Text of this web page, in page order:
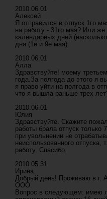
2010.06.01
Алексей
Я отправился в отпуск 1го
на работу - 31го мая? Или
календарных дней
дня (1е и 9е мая).
2010.06.01
Алла
Здравствуйте! моему
года.За полгода до этого я
я право уйти на полгода в
что я вышла раньше трех
2010.06.01
Юлия
Здравствуйте. Скажите
работы брала отпуск только
при увольнении не
неиспользованного отпуска,
работу. Спасибо.
2010.05.31
Ирина
Добрый день! Проживаю в г.
ООО.
Вопрос в следующем: имею